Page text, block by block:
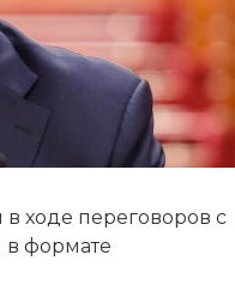
ходе переговоров с
формате